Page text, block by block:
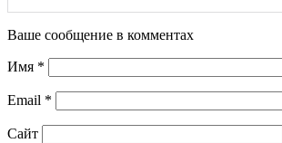
Ваше сообщение в комментах
Имя *
Email *
Сайт